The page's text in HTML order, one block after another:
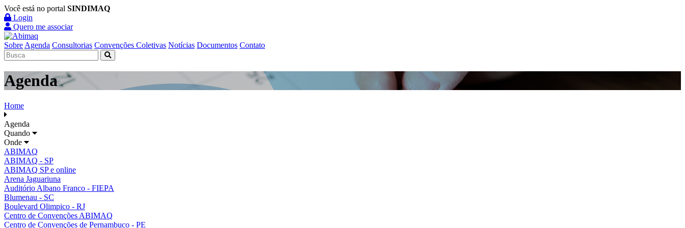
Você está no portal SINDIMAQ
Login
Quero me associar
Sobre Agenda Consultorias Convenções Coletivas Notícias Documentos Contato
Agenda
Home
Agenda
Quando
Onde
ABIMAQ
ABIMAQ - SP
ABIMAQ SP e online
Arena Jaguariuna
Auditório Albano Franco - FIEPA
Blumenau - SC
Boulevard Olimpico - RJ
Centro de Convenções ABIMAQ
Centro de Convenções de Pernambuco - PE